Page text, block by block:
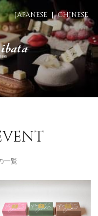
JAPANESE CHINESE
一覧